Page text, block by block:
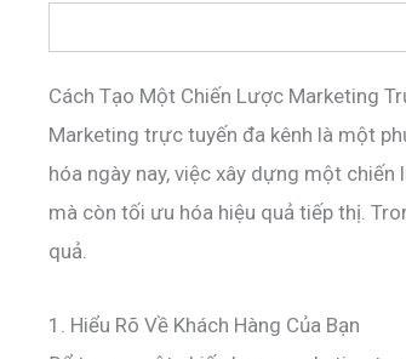
Cách Tạo Một Chiến Lược Marketing
Marketing trực tuyến đa kênh là một
hóa ngày nay, việc xây dựng một
mà còn tối ưu hóa hiệu quả tiếp thị.
quả.
1. Hiểu Rõ Về Khách Hàng Của Bạn